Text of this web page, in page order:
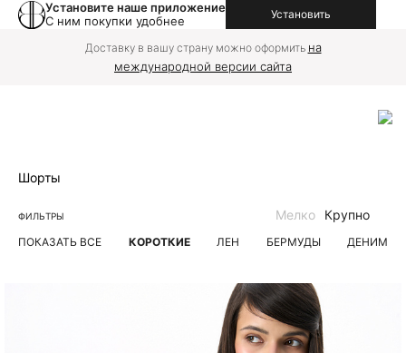
Установите наше приложение
С ним покупки удобнее
Установить
Доставку в вашу страну можно оформить на
международной версии сайта
Шорты
ФИЛЬТРЫ
ПОКАЗАТЬ ВСЕ КОРОТКИЕ ЛЕН БЕРМУДЫ ДЕНИМ
Мелко Крупно